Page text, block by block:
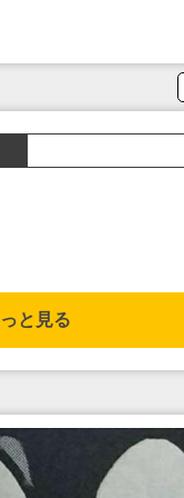
と見る